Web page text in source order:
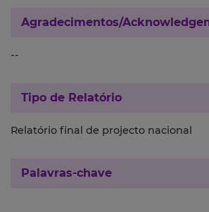
Agradecimentos/
--
Tipo de Relatório
Relatório final de projecto nacional
Palavras-chave